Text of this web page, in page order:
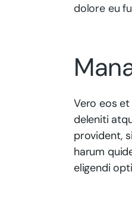
dolore eu
Vero eos
deleniti
provident,
harum
eligendi